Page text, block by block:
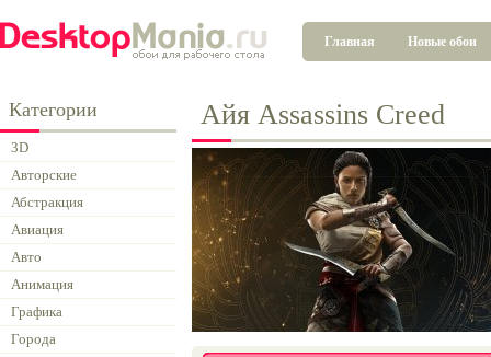
Главная Новые обои
Категории
3D
Авторские
Абстракция
Авиация
Авто
Анимация
Графика
Города
Айя Assassins Creed